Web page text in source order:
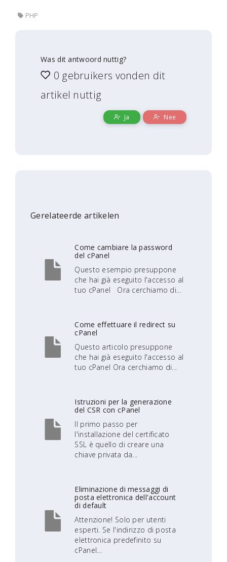
PHP
Was dit antwoord nuttig?
0 gebruikers vonden dit
artikel nuttig
Ja Nee
Gerelateerde artikelen
Come cambiare la password
del cPanel
Questo esempio presuppone
che hai già eseguito l'accesso al
tuo cPanel Ora cerchiamo di...
Come effettuare il redirect su
cPanel
Questo articolo presuppone
che hai già eseguito l'accesso al
tuo cPanel Ora cerchiamo di...
Istruzioni per la generazione
del CSR con cPanel
Il primo passo per
l'installazione del certificato
SSL è quello di creare una
chiave privata da...
Eliminazione di messaggi di
posta elettronica dell'account
di default
Attenzione! Solo per utenti
esperti. Se l'indirizzo di posta
elettronica predefinito su
cPanel...